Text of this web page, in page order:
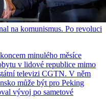
na komunismus. Po revoluci
minulého měsíce
v lidové republice mimo
televizi CGTN. V něm
může být pro Peking
vývoj po sametové